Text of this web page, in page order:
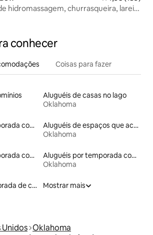
hidromassagem, churrasqueira, lareira
conhecer
Coisas para fazer
Aluguéis de casas no lago
Oklahoma
Aluguéis por temporada com suítes privativas
Aluguéis de espaços que aceitam animais de estimação
Oklahoma
Aluguéis por temporada com café da manhã
Aluguéis por temporada com banheiro para PCD
Oklahoma
Aluguel por temporada de casas na árvore
Mostrar mais
Unidos Oklahoma